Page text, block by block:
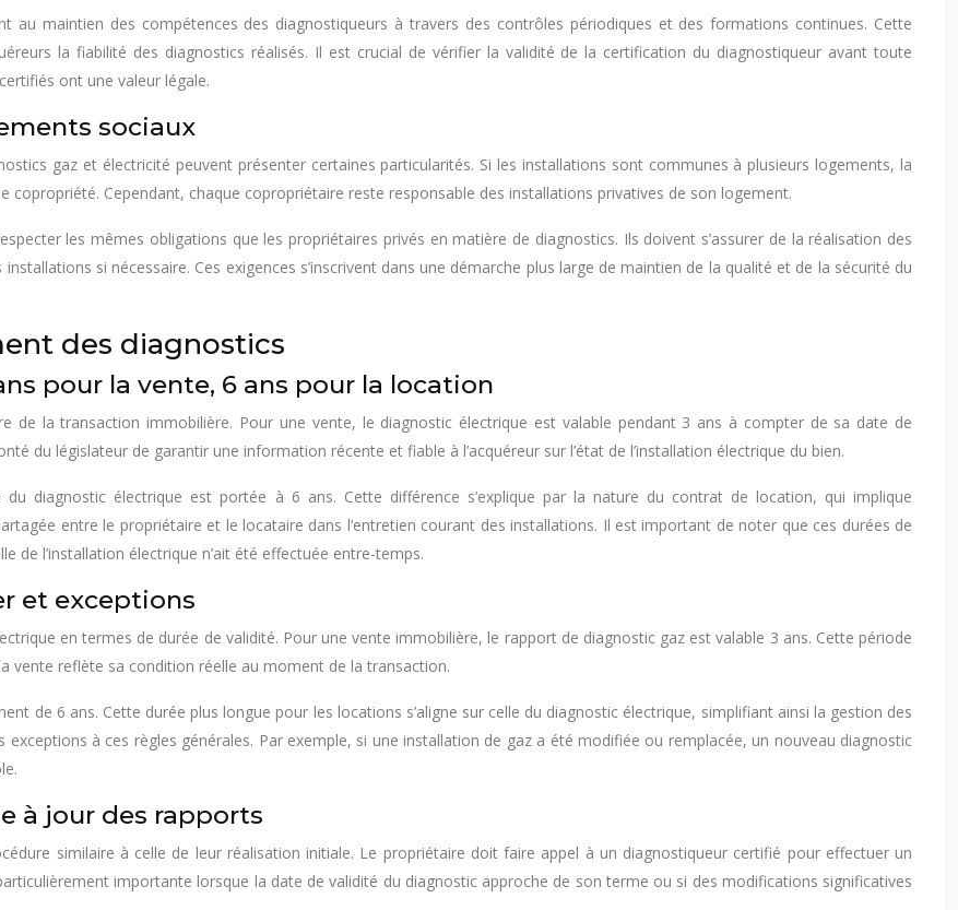
au maintien des compétences des diagnostiqueurs à travers des contrôles périodiques et des formations continues. Cette
la fiabilité des diagnostics réalisés. Il est crucial de vérifier la validité de la certification du diagnostiqueur avant toute
ont une valeur légale.
sociaux
gaz et électricité peuvent présenter certaines particularités. Si les installations sont communes à plusieurs logements, la
Cependant, chaque copropriétaire reste responsable des installations privatives de son logement.
les mêmes obligations que les propriétaires privés en matière de diagnostics. Ils doivent s’assurer de la réalisation des
si nécessaire. Ces exigences s’inscrivent dans une démarche plus large de maintien de la qualité et de la sécurité du
des diagnostics
pour la vente, 6 ans pour la location
de la transaction immobilière. Pour une vente, le diagnostic électrique est valable pendant 3 ans à compter de sa date de
du législateur de garantir une information récente et fiable à l’acquéreur sur l’état de l’installation électrique du bien.
diagnostic électrique est portée à 6 ans. Cette différence s’explique par la nature du contrat de location, qui implique
entre le propriétaire et le locataire dans l’entretien courant des installations. Il est important de noter que ces durées de
de l’installation électrique n’ait été effectuée entre-temps.
et exceptions
en termes de durée de validité. Pour une vente immobilière, le rapport de diagnostic gaz est valable 3 ans. Cette période
vente reflète sa condition réelle au moment de la transaction.
de 6 ans. Cette durée plus longue pour les locations s’aligne sur celle du diagnostic électrique, simplifiant ainsi la gestion des
à ces règles générales. Par exemple, si une installation de gaz a été modifiée ou remplacée, un nouveau diagnostic
à jour des rapports
similaire à celle de leur réalisation initiale. Le propriétaire doit faire appel à un diagnostiqueur certifié pour effectuer un
importante lorsque la date de validité du diagnostic approche de son terme ou si des modifications significatives